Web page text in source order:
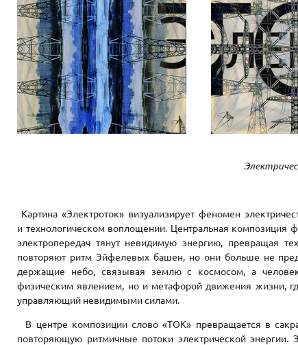
Картина «Электроток» визуализирует феномен
и технологическом воплощении. Центральная
электропередач тянут невидимую энергию, превращая
повторяют ритм Эйфелевых башен, но они больше не
держащие небо, связывая землю с космосом, а
физическим явлением, но и метафорой движения жизни,
управляющий невидимыми силами.
В центре композиции слово «ТОК» превращается в
повторяющую ритмичные потоки электрической энергии.